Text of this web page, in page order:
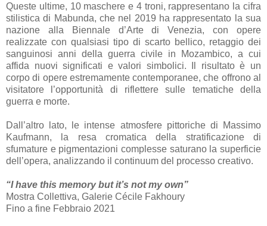
Queste ultime, 10 maschere e 4 troni, rappresentano la cifra
stilistica di Mabunda, che nel 2019 ha rappresentato la sua
nazione alla Biennale d’Arte di Venezia, con opere
realizzate con qualsiasi tipo di scarto bellico, retaggio dei
sanguinosi anni della guerra civile in Mozambico, a cui
affida nuovi significati e valori simbolici. Il risultato è un
corpo di opere estremamente contemporanee, che offrono al
visitatore l’opportunità di riflettere sulle tematiche della
guerra e morte.
Dall’altro lato, le intense atmosfere pittoriche di Massimo
Kaufmann, la resa cromatica della stratificazione di
sfumature e pigmentazioni complesse saturano la superficie
dell’opera, analizzando il continuum del processo creativo.
“I have this memory but it’s not my own”
Mostra Collettiva, Galerie Cécile Fakhoury
Fino a fine Febbraio 2021